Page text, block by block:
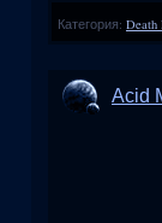
Категория: Death
Acid